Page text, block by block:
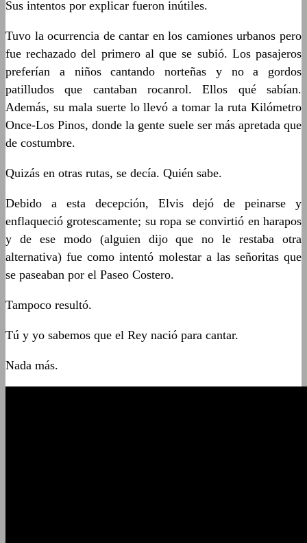
Sus intentos por explicar fueron inútiles.
Tuvo la ocurrencia de cantar en los camiones urbanos pero
fue rechazado del primero al que se subió. Los pasajeros
preferían a niños cantando norteñas y no a gordos
patilludos que cantaban rocanrol. Ellos qué sabían.
Además, su mala suerte lo llevó a tomar la ruta Kilómetro
Once-Los Pinos, donde la gente suele ser más apretada que
de costumbre.
Quizás en otras rutas, se decía. Quién sabe.
Debido a esta decepción, Elvis dejó de peinarse y
enflaqueció grotescamente; su ropa se convirtió en harapos
y de ese modo (alguien dijo que no le restaba otra
alternativa) fue como intentó molestar a las señoritas que
se paseaban por el Paseo Costero.
Tampoco resultó.
Tú y yo sabemos que el Rey nació para cantar.
Nada más.